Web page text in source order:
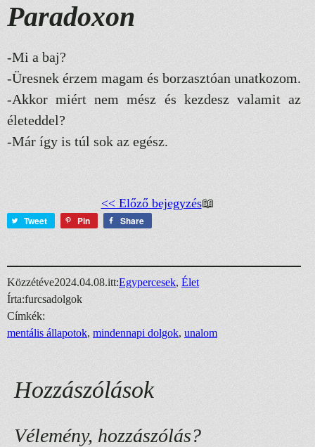
Paradoxon
-Mi a baj?
-Üresnek érzem magam és borzasztóan unatkozom.
-Akkor miért nem mész és kezdesz valamit az
életeddel?
-Már így is túl sok az egész.
<< Előző bejegyzés📖
Tweet Pin Share
Közzétéve2024.04.08.itt:Egypercesek, Élet
Írta:furcsadolgok
Címkék:
mentális állapotok, mindennapi dolgok, unalom
Hozzászólások
Vélemény, hozzászólás?